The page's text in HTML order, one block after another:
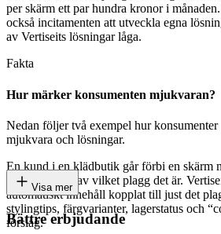
per skärm ett par hundra kronor i
också incitamenten att utveckla egna
av Vertiseits lösningar låga.
Fakta
Hur märker konsumenten mjukvaran?
Nedan följer två exempel hur konsumenter
mjukvara och lösningar.
En kund i en klädbutik går förbi en skärm
skärmen läser av vilket plagg det är.
automatiskt innehåll kopplat till just det
stylingtips, färgvarianter, lagerstatus och
förslag.
Visa mer
Bättre erbjudande